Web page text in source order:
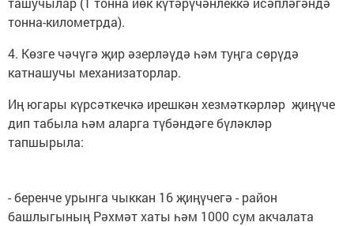
тонна-километрда).
4. Көзге чәчүгә җир әзерләүдә һәм туңга сөрүдә
катнашучы механизаторлар.
Иң югары күрсәткечкә ирешкән хезмәткәрләр җиңүче
дип табыла һәм аларга түбәндәге бүләкләр
тапшырыла:
- беренче урынга чыккан 16 җиңүчегә - район
башлыгының Рәхмәт хаты һәм 1000 сум акчалата